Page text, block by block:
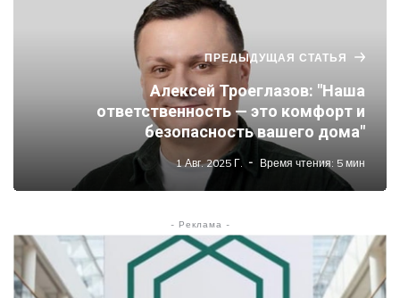
ПРЕДЫДУЩАЯ СТАТЬЯ
Алексей Троеглазов: "Наша
ответственность — это комфорт и
безопасность вашего дома"
1 Авг. 2025 Г. Время чтения: 5 мин
- Реклама -